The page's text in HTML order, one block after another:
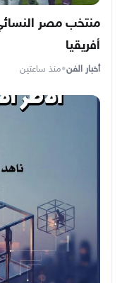
منتخب مصر
أفريقيا
أخبار الفن•منذ ساعتين